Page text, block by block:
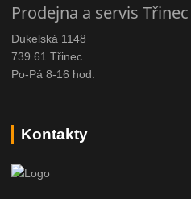
Prodejna a servis Třinec
Dukelská 1148
739 61 Třinec
Po-Pá 8-16 hod.
Kontakty